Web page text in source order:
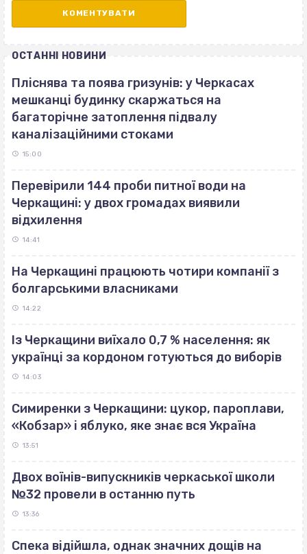
ОСТАННІ НОВИНИ
Пліснява та поява гризунів: у Черкасах
мешканці будинку скаржаться на
багаторічне затоплення підвалу
каналізаційними стоками
15:00
Перевірили 144 проби питної води на
Черкащині: у двох громадах виявили
відхилення
14:41
На Черкащині працюють чотири компанії з
болгарськими власниками
14:22
Із Черкащини виїхало 0,7 % населення: як
українці за кордоном готуються до виборів
14:03
Симиренки з Черкащини: цукор, пароплави,
«Кобзар» і яблуко, яке знає вся Україна
13:51
Двох воїнів-випускників черкаської школи
№32 провели в останню путь
13:36
Спека відійшла, однак значних дощів на